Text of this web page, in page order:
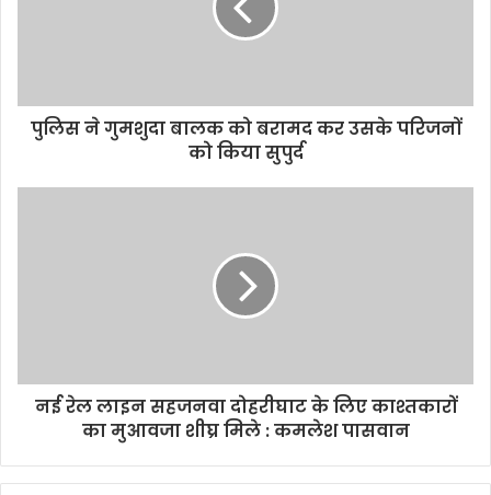
पुलिस ने गुमशुदा बालक को बरामद कर उसके परिजनों
को किया सुपुर्द
नई रेल लाइन सहजनवा दोहरीघाट के लिए काश्तकारों
का मुआवजा शीघ्र मिले : कमलेश पासवान